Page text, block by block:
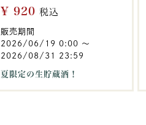
¥ 920 税込
販売期間
2026/06/19 0:00 〜
2026/08/31 23:59
夏限定の生貯蔵酒！